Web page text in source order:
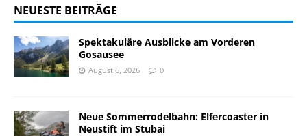
NEUESTE BEITRÄGE
Spektakuläre Ausblicke am Vorderen
Gosausee
August 6, 2026 0
Neue Sommerrodelbahn: Elfercoaster in
Neustift im Stubai